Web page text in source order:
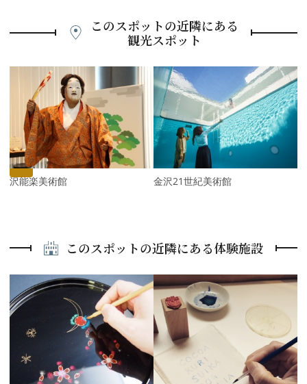
このスポットの近隣にある
観光スポット
o
u
s
金沢能楽美術館 金沢21世紀美術館
N
e
x
このスポットの近隣にある体験施設
P
r
e
u
e
x
t